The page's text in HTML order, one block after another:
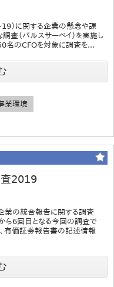
19）に関する企業の懸念や課
査（パルスサーベイ）を実施し
名のCFOを対象に調査を...
業環境
査2019
業の統合報告に関する調査
ら6回目となる今回の調査で
有価証券報告書の記述情報